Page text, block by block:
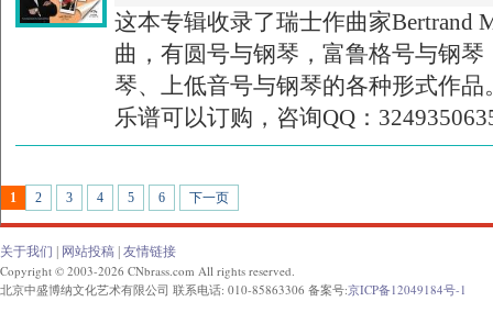
这本专辑收录了瑞士作曲家Bertrand
曲，有圆号与钢琴，富鲁格号与钢
琴、上低音号与钢琴的各种形式作
乐谱可以订购，咨询QQ：
1 2 3 4 5 6 下一页
关于我们 网站投稿 友情链接
Copyright © 2003-2026 CNbrass.com All rights reserved.
北京中盛博纳文化艺术有限公司 联系电话: 010-85863306 备案号:京ICP备12049184号-1